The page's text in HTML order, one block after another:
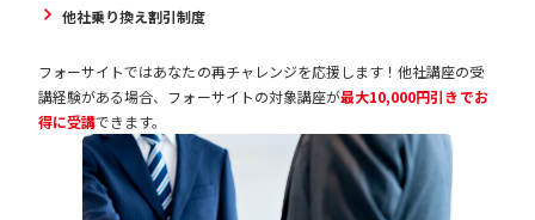
他社乗り換え割引制度
フォーサイトではあなたの再チャレンジを応援します！他社講座の受
講経験がある場合、フォーサイトの対象講座が最大10,000円引きでお
得に受講できます。